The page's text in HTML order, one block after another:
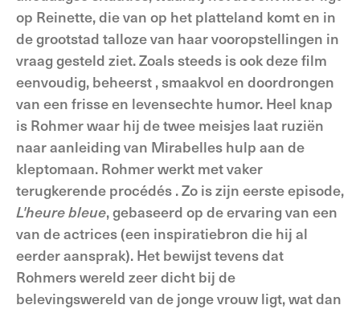
op Reinette, die van op het platteland komt en in
de grootstad talloze van haar vooropstellingen in
vraag gesteld ziet. Zoals steeds is ook deze film
eenvoudig, beheerst , smaakvol en doordrongen
van een frisse en levensechte humor. Heel knap
is Rohmer waar hij de twee meisjes laat ruziën
naar aanleiding van Mirabelles hulp aan de
kleptomaan. Rohmer werkt met vaker
terugkerende procédés . Zo is zijn eerste episode,
L'heure bleue, gebaseerd op de ervaring van een
van de actrices (een inspiratiebron die hij al
eerder aansprak). Het bewijst tevens dat
Rohmers wereld zeer dicht bij de
belevingswereld van de jonge vrouw ligt, wat dan